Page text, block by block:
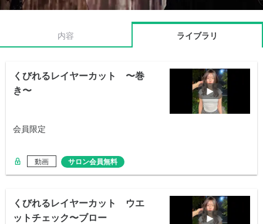
内容 ライブラリ
くびれるレイヤーカット 〜巻
き〜
会員限定
動画 サロン会員無料
くびれるレイヤーカット ウエ
ットチェック〜ブロー